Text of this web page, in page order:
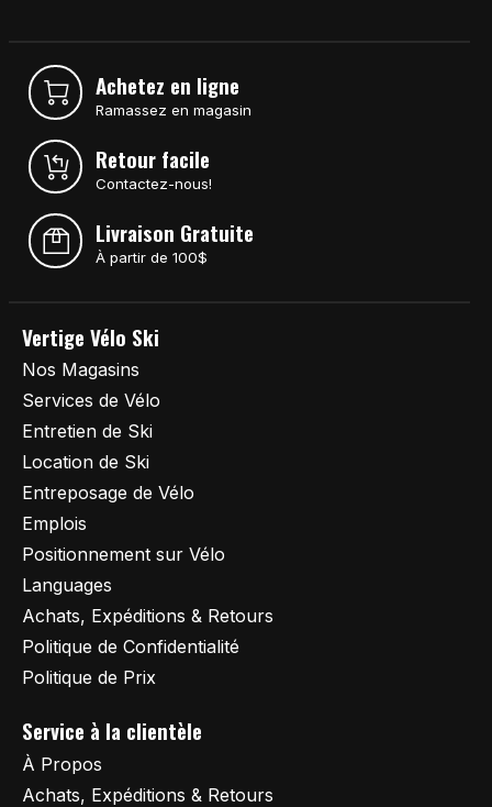
Achetez en ligne
Ramassez en magasin
Retour facile
Contactez-nous!
Livraison Gratuite
À partir de 100$
Vertige Vélo Ski
Nos Magasins
Services de Vélo
Entretien de Ski
Location de Ski
Entreposage de Vélo
Emplois
Positionnement sur Vélo
Languages
Achats, Expéditions & Retours
Politique de Confidentialité
Politique de Prix
Service à la clientèle
À Propos
Achats, Expéditions & Retours